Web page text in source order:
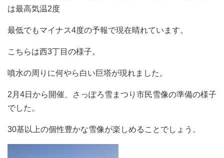
は最高気温2度
最低でもマイナス4度の予報で現在晴れています。
こちらは西3丁目の様子。
噴水の周りに何やら白い巨塔が現れました。
2月4日から開催、さっぽろ雪まつり市民雪像の準備の様子
でした。
30基以上の個性豊かな雪像が楽しめることでしょう。